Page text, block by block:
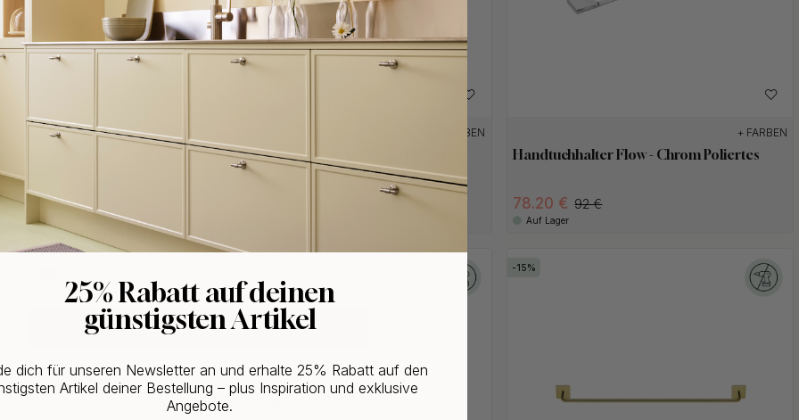
+ FARBEN
Stay - 600mm -
+ FARBEN
Handtuchhalter Calm - Chrom Poliertes
+ FARBEN
Handtuchhalter Flow - Chrom Poliertes
78.20 € 92 €
Auf Lager
15
WOULD YOU RATHER VISIT?
EU
CHANGE COUNTRY
25% Rabatt auf deinen
günstigsten Artikel
dich für unseren Newsletter an und erhalte 25% Rabatt auf den
Artikel deiner Bestellung – plus Inspiration und exklusive
Angebote.